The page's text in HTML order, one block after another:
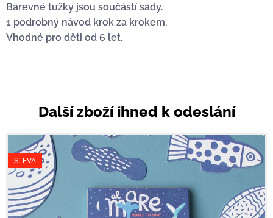
Barevné tužky jsou součástí sady.
1 podrobný návod krok za krokem.
Vhodné pro děti od 6 let.
Další zboží ihned k odeslání
SLEVA